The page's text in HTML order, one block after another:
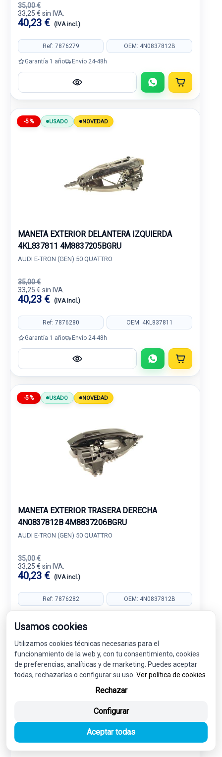
35,00 €
33,25 € sin IVA.
40,23 € (IVA incl.)
Ref: 7876279 OEM: 4N0837812B
Garantía 1 año Envío 24-48h
-5% USADO NOVEDAD
MANETA EXTERIOR DELANTERA IZQUIERDA
4KL837811 4M8837205BGRU
AUDI E-TRON (GEN) 50 QUATTRO
35,00 €
33,25 € sin IVA.
40,23 € (IVA incl.)
Ref: 7876280 OEM: 4KL837811
Garantía 1 año Envío 24-48h
-5% USADO NOVEDAD
MANETA EXTERIOR TRASERA DERECHA
4N0837812B 4M8837206BGRU
AUDI E-TRON (GEN) 50 QUATTRO
35,00 €
33,25 € sin IVA.
40,23 € (IVA incl.)
Ref: 7876282 OEM: 4N0837812B
-5% USADO NOVEDAD
Usamos cookies
Utilizamos cookies técnicas necesarias para el
funcionamiento de la web y, con tu consentimiento, cookies
de preferencias, analíticas y de marketing. Puedes aceptar
todas, rechazarlas o configurar su uso. Ver política de cookies
Rechazar
Configurar
Aceptar todas